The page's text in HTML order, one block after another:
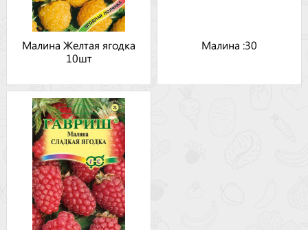
Малина Желтая ягодка
10шт
Малина :30